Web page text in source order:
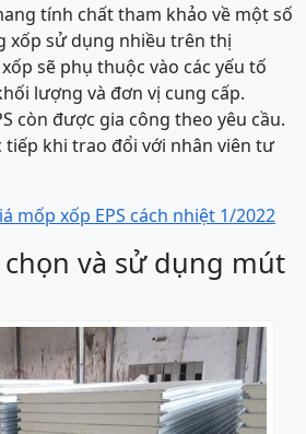
tính chất tham khảo về một số
xốp sử dụng nhiều trên thị
sẽ phụ thuộc vào các yếu tố
lượng và đơn vị cung cấp.
còn được gia công theo yêu cầu.
tiếp khi trao đổi với nhân viên tư
mốp xốp EPS cách nhiệt 1/2022
và sử dụng mút